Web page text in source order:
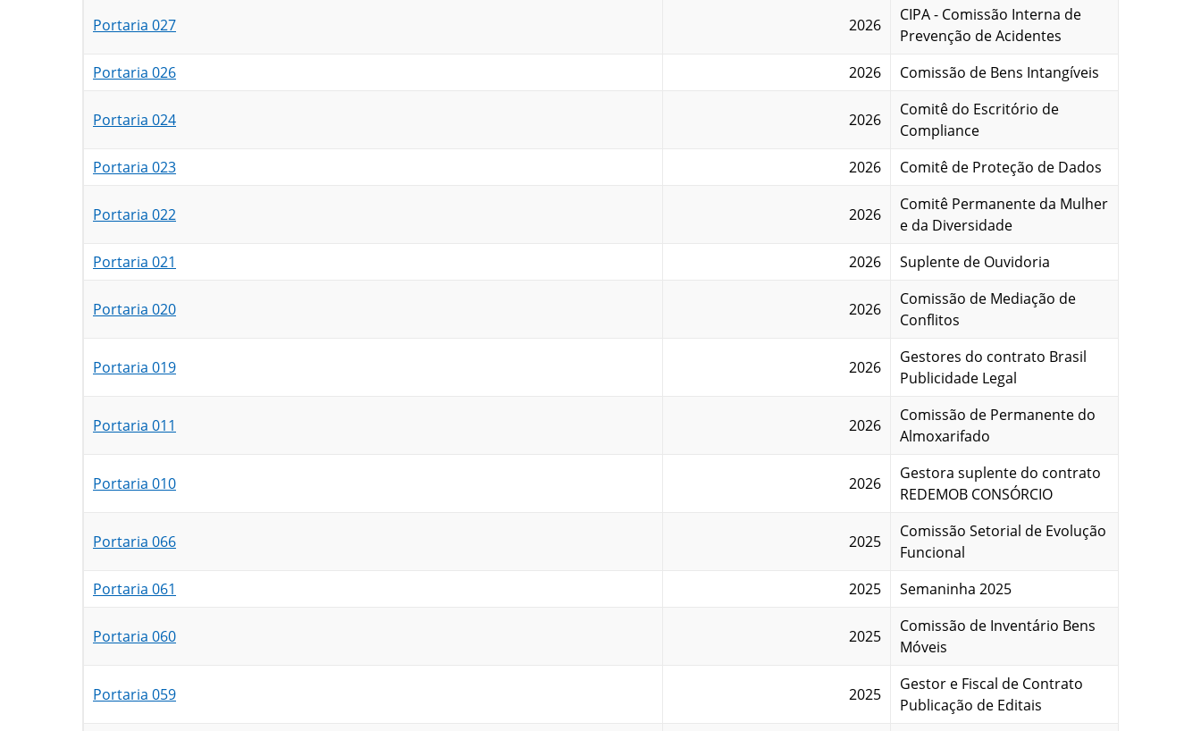
Portaria 027 2026
CIPA - Comissão Interna de
Prevenção de Acidentes
Portaria 026
2026 Comissão de Bens Intangíveis
Portaria 024 2026
Comitê do Escritório de
Compliance
Portaria 023
2026 Comitê de Proteção de Dados
Portaria 022 2026
Comitê Permanente da Mulher
e da Diversidade
Portaria 021
2026 Suplente de Ouvidoria
Portaria 020 2026
Comissão de Mediação de
Conflitos
Portaria 019 2026
Gestores do contrato Brasil
Publicidade Legal
Portaria 011 2026
Comissão de Permanente do
Almoxarifado
Portaria 010 2026
Gestora suplente do contrato
REDEMOB CONSÓRCIO
Portaria 066 2025
Comissão Setorial de Evolução
Funcional
Portaria 061
2025 Semaninha 2025
Portaria 060 2025
Comissão de Inventário Bens
Móveis
Portaria 059 2025
Gestor e Fiscal de Contrato
Publicação de Editais